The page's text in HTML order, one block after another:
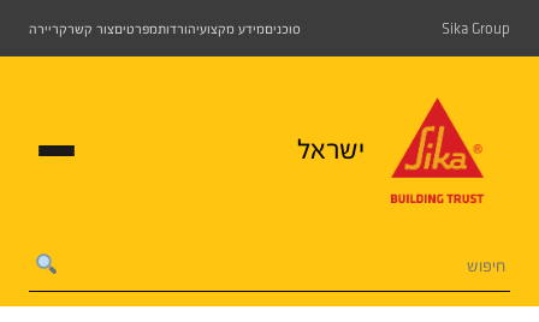
Sika Group סוכניםמידע מקצועיהורדותמפרטיםצור קשרקריירה
ישראל